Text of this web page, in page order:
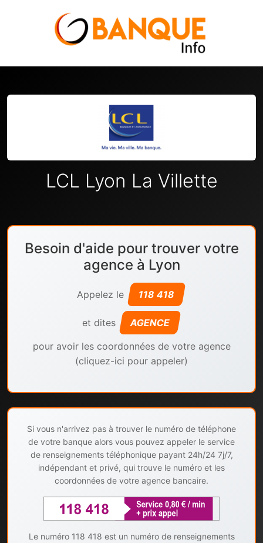
LCL Lyon La Villette
Besoin d'aide pour trouver votre
agence à Lyon
Appelez le 118 418
et dites AGENCE
pour avoir les coordonnées de votre agence
(cliquez-ici pour appeler)
Si vous n'arrivez pas à trouver le numéro de téléphone
de votre banque alors vous pouvez appeler le service
de renseignements téléphonique payant 24h/24 7j/7,
indépendant et privé, qui trouve le numéro et les
coordonnées de votre agence bancaire.
Le numéro 118 418 est un numéro de renseignements